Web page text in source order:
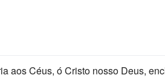
aos Céus, ó Cristo nosso Deus,